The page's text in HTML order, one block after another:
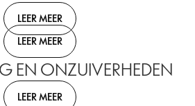
LEER MEER
LEER MEER
EN ONZUIVERHEDEN
LEER MEER